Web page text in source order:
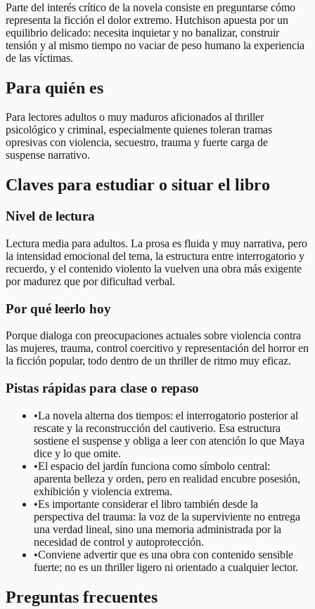
Parte del interés crítico de la novela consiste en preguntarse cómo
representa la ficción el dolor extremo. Hutchison apuesta por un
equilibrio delicado: necesita inquietar y no banalizar, construir
tensión y al mismo tiempo no vaciar de peso humano la experiencia
de las víctimas.
Para quién es
Para lectores adultos o muy maduros aficionados al thriller
psicológico y criminal, especialmente quienes toleran tramas
opresivas con violencia, secuestro, trauma y fuerte carga de
suspense narrativo.
Claves para estudiar o situar el libro
Nivel de lectura
Lectura media para adultos. La prosa es fluida y muy narrativa, pero
la intensidad emocional del tema, la estructura entre interrogatorio y
recuerdo, y el contenido violento la vuelven una obra más exigente
por madurez que por dificultad verbal.
Por qué leerlo hoy
Porque dialoga con preocupaciones actuales sobre violencia contra
las mujeres, trauma, control coercitivo y representación del horror en
la ficción popular, todo dentro de un thriller de ritmo muy eficaz.
Pistas rápidas para clase o repaso
•La novela alterna dos tiempos: el interrogatorio posterior al
rescate y la reconstrucción del cautiverio. Esa estructura
sostiene el suspense y obliga a leer con atención lo que Maya
dice y lo que omite.
•El espacio del jardín funciona como símbolo central:
aparenta belleza y orden, pero en realidad encubre posesión,
exhibición y violencia extrema.
•Es importante considerar el libro también desde la
perspectiva del trauma: la voz de la superviviente no entrega
una verdad lineal, sino una memoria administrada por la
necesidad de control y autoprotección.
•Conviene advertir que es una obra con contenido sensible
fuerte; no es un thriller ligero ni orientado a cualquier lector.
Preguntas frecuentes